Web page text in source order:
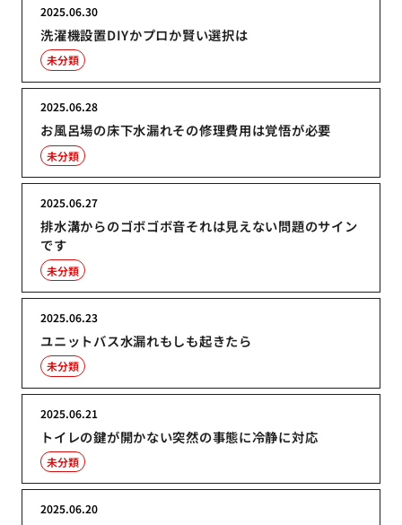
洗濯機設置DIYかプロか賢い選択は
2025.06.30
未分類
お風呂場の床下水漏れその修理費用は覚悟が必要
2025.06.28
未分類
排水溝からのゴボゴボ音それは見えない問題のサイン
です
2025.06.27
未分類
ユニットバス水漏れもしも起きたら
2025.06.23
未分類
トイレの鍵が開かない突然の事態に冷静に対応
2025.06.21
未分類
2025.06.20